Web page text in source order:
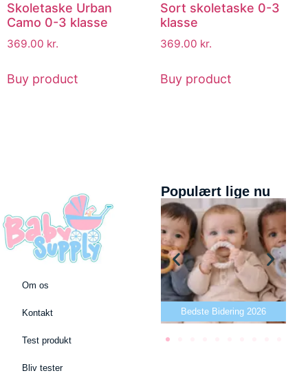
Skoletaske Urban
Camo 0-3 klasse
369.00 kr.
Buy product
Sort skoletaske 0-3
klasse
369.00 kr.
Buy product
Om os
Kontakt
Test produkt
Bliv tester
Populært lige nu
Bedste puslepude 2026 Bedste Bidering 2026